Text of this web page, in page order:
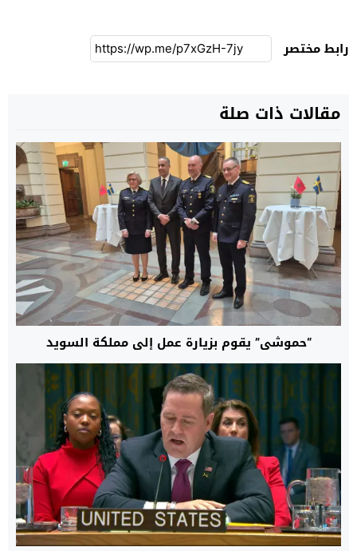
رابط مختصر
مقالات ذات صلة
“حموشي” يقوم بزيارة عمل إلى مملكة السويد